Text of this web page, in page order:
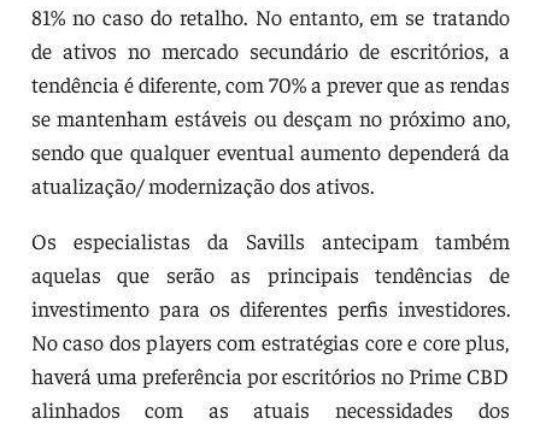
81% no caso do retalho. No entanto, em se tratando
de ativos no mercado secundário de escritórios, a
tendência é diferente, com 70% a prever que as rendas
se mantenham estáveis ou desçam no próximo ano,
sendo que qualquer eventual aumento dependerá da
atualização/ modernização dos ativos.
Os especialistas da Savills antecipam também
aquelas que serão as principais tendências de
investimento para os diferentes perfis investidores.
No caso dos players com estratégias core e core plus,
haverá uma preferência por escritórios no Prime CBD
alinhados com as atuais necessidades dos